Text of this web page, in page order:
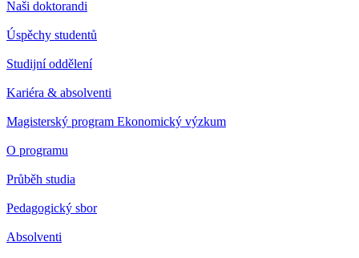
Naši doktorandi
Úspěchy studentů
Studijní oddělení
Kariéra & absolventi
Magisterský program Ekonomický výzkum
O programu
Průběh studia
Pedagogický sbor
Absolventi